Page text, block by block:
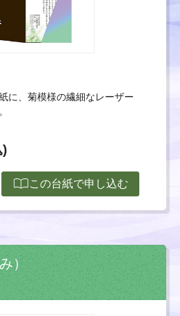
に、菊模様の繊細なレーザー
)
import_contactsこの台紙で申し込む
）